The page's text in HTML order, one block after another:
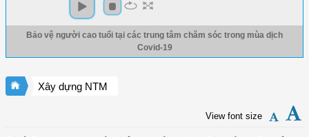
Bảo vệ người cao tuổi tại các trung tâm chăm sóc trong mùa dịch
Covid-19
Xây dựng NTM
View font size